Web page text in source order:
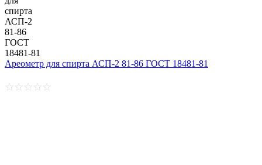
Ареометр для спирта АСП-2 81-86 ГОСТ 18481-81